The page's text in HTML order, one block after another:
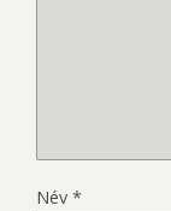
Név *